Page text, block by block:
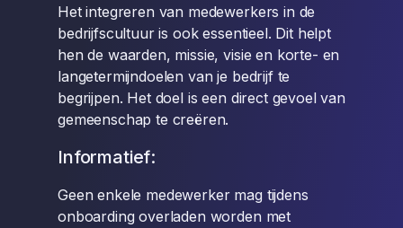
Het integreren van medewerkers in de
bedrijfscultuur is ook essentieel. Dit helpt
hen de waarden, missie, visie en korte- en
langetermijndoelen van je bedrijf te
begrijpen. Het doel is een direct gevoel van
gemeenschap te creëren.
Informatief:
Geen enkele medewerker mag tijdens
onboarding overladen worden met